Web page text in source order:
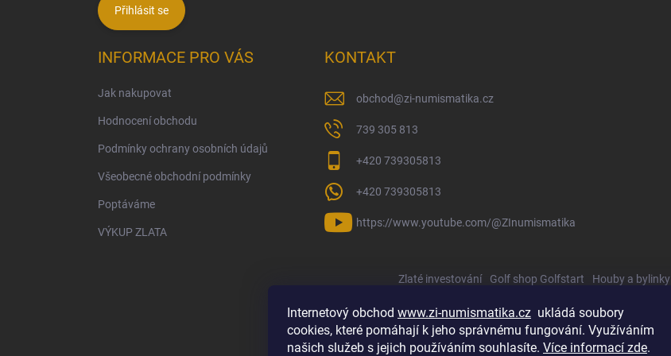
Internetový obchod www.zi-numismatika.cz ukládá soubory
cookies, které pomáhají k jeho správnému fungování. Využíváním
našich služeb s jejich používáním souhlasíte. Více informací zde.
Přihlásit se
INFORMACE PRO VÁS
Jak nakupovat
Hodnocení obchodu
Podmínky ochrany osobních údajů
Všeobecné obchodní podmínky
Poptáváme
VÝKUP ZLATA
KONTAKT
obchod@zi-numismatika.cz
739 305 813
+420 739305813
+420 739305813
https://www.youtube.com/@ZInumismatika
Zlaté investování Golf shop Golfstart Houby a bylinky